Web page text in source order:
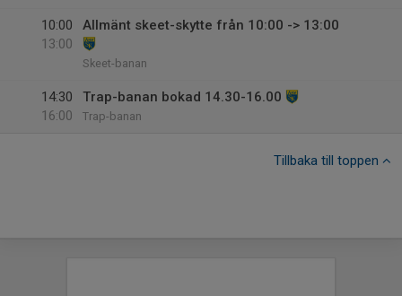
10:00
13:00
Allmänt skeet-skytte från 10:00 -> 13:00
Skeet-banan
14:30
16:00
Trap-banan bokad 14.30-16.00
Trap-banan
Tillbaka till toppen